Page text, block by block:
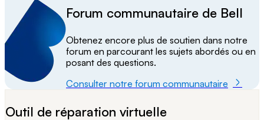
Forum communautaire de Bell
Obtenez encore plus de soutien dans notre
forum en parcourant les sujets abordés ou en
posant des questions.
Consulter notre forum communautaire
Outil de réparation virtuelle